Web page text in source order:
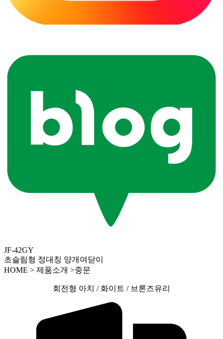
JF-42GY
초슬림형 정대칭 양개여닫이
HOME > 제품소개 >중문
회전형 아치 / 화이트 / 브론즈유리